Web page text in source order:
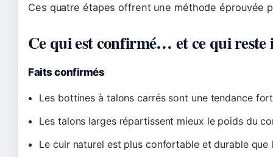
Ces quatre étapes offrent une méthode éprouvée
Ce qui est confirmé… et ce qui reste
Faits confirmés
Les bottines à talons carrés sont une tendance
Les talons larges répartissent mieux le poids du
Le cuir naturel est plus confortable et durable que